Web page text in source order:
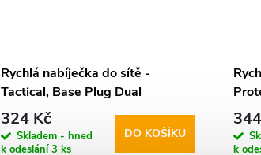
Rychlá nabíječka do sítě -
Tactical, Base Plug Dual
PD20W/QC3.0 Black
324 Kč
Skladem - hned
k odeslání3 ks
DO KOŠÍKU
k